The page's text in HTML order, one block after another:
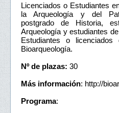
Licenciados o Estudiantes
la Arqueología y del
postgrado de Historia,
Arqueología y estudiantes
Estudiantes o
Bioarqueología.
Nº de plazas: 30
Más información: http://
Programa: